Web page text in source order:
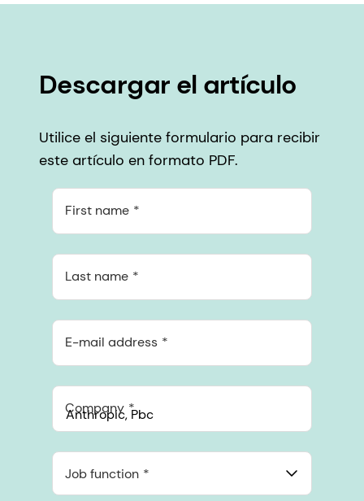
Descargar el artículo
Utilice el siguiente formulario para recibir
este artículo en formato PDF.
First name
Last name
E-mail address
Company
548 Market St Pmb 90375, San Francisco, California, US
Job function